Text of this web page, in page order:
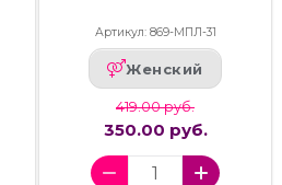
Артикул: 869-МПЛ-31
Женский
419.00 руб.
350.00 руб.